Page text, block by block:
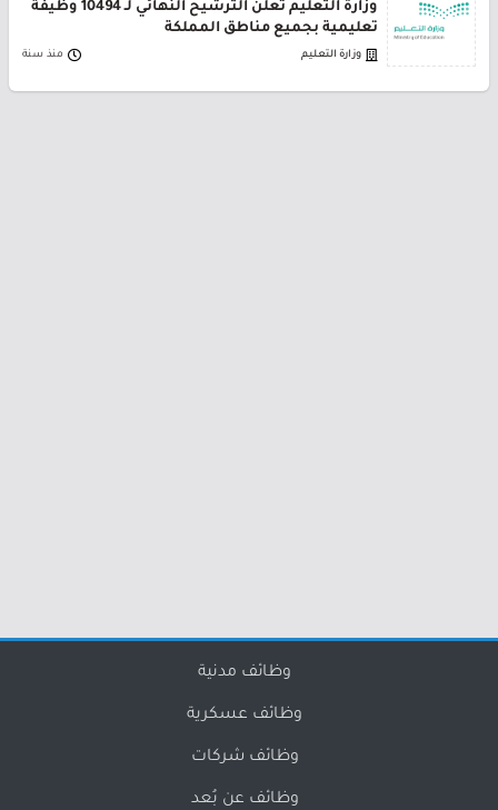
وزارة التعليم تعلن الترشيح النهائي لـ 10494 وظيفة
تعليمية بجميع مناطق المملكة
وزارة التعليم منذ سنة
وظائف مدنية
وظائف عسكرية
وظائف شركات
وظائف عن بُعد